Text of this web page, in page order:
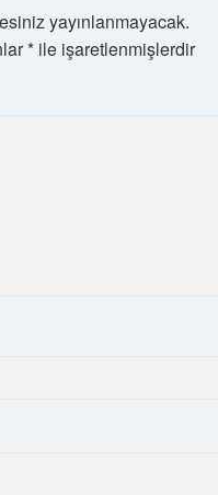
yayınlanmayacak.
*ile işaretlenmişlerdir